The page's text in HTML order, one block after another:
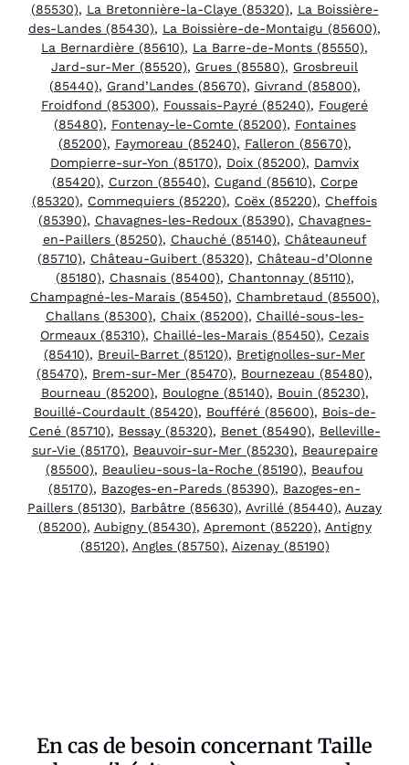
(85530), La Bretonnière-la-Claye (85320), La Boissière-
des-Landes (85430), La Boissière-de-Montaigu (85600),
La Bernardière (85610), La Barre-de-Monts (85550),
Jard-sur-Mer (85520), Grues (85580), Grosbreuil
(85440), Grand’Landes (85670), Givrand (85800),
Froidfond (85300), Foussais-Payré (85240), Fougeré
(85480), Fontenay-le-Comte (85200), Fontaines
(85200), Faymoreau (85240), Falleron (85670),
Dompierre-sur-Yon (85170), Doix (85200), Damvix
(85420), Curzon (85540), Cugand (85610), Corpe
(85320), Commequiers (85220), Coëx (85220), Cheffois
(85390), Chavagnes-les-Redoux (85390), Chavagnes-
en-Paillers (85250), Chauché (85140), Châteauneuf
(85710), Château-Guibert (85320), Château-d’Olonne
(85180), Chasnais (85400), Chantonnay (85110),
Champagné-les-Marais (85450), Chambretaud (85500),
Challans (85300), Chaix (85200), Chaillé-sous-les-
Ormeaux (85310), Chaillé-les-Marais (85450), Cezais
(85410), Breuil-Barret (85120), Bretignolles-sur-Mer
(85470), Brem-sur-Mer (85470), Bournezeau (85480),
Bourneau (85200), Boulogne (85140), Bouin (85230),
Bouillé-Courdault (85420), Boufféré (85600), Bois-de-
Cené (85710), Bessay (85320), Benet (85490), Belleville-
sur-Vie (85170), Beauvoir-sur-Mer (85230), Beaurepaire
(85500), Beaulieu-sous-la-Roche (85190), Beaufou
(85170), Bazoges-en-Pareds (85390), Bazoges-en-
Paillers (85130), Barbâtre (85630), Avrillé (85440), Auzay
(85200), Aubigny (85430), Apremont (85220), Antigny
(85120), Angles (85750), Aizenay (85190)
En cas de besoin concernant Taille